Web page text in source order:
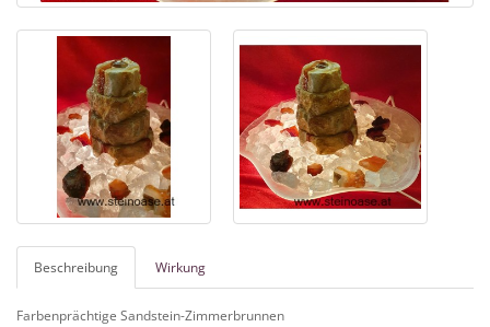
Beschreibung Wirkung
Farbenprächtige Sandstein-Zimmerbrunnen